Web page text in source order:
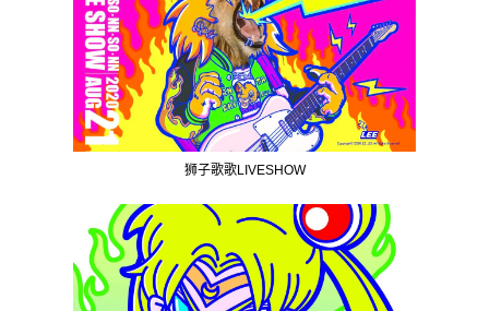
狮子歌歌LIVESHOW